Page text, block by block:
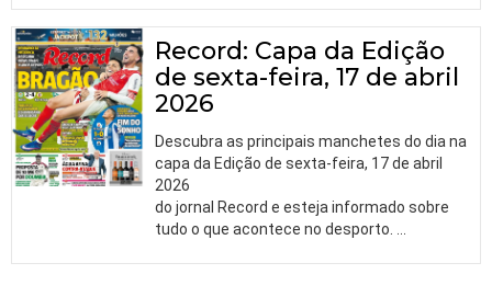
Record: Capa da Edição
de sexta-feira, 17 de abril
2026
Descubra as principais manchetes do dia na
capa da Edição de sexta-feira, 17 de abril
2026
do jornal Record e esteja informado sobre
tudo o que acontece no desporto. …